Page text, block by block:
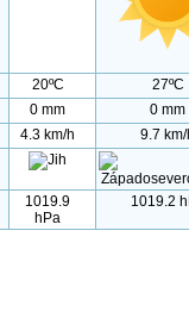
20ºC 27ºC
0 mm 0 mm
4.3 km/h 9.7 km/
1019.9
hPa
1019.2